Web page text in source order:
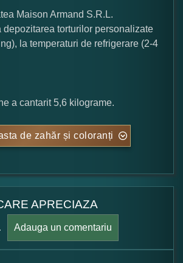
Maison Armand S.R.L.
depozitarea torturilor personalizate
la temperaturi de refrigerare (2-4
a cantarit 5,6 kilograme.
de zahăr și coloranți
APRECIAZA
Adauga un comentariu